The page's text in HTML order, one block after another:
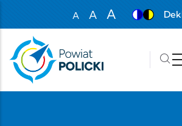
A
Set font size to 100%
A
A